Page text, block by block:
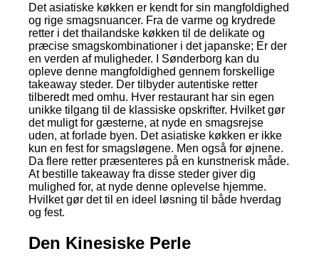
Det asiatiske køkken er kendt for sin mangfoldighed
og rige smagsnuancer. Fra de varme og krydrede
retter i det thailandske køkken til de delikate og
præcise smagskombinationer i det japanske; Er der
en verden af muligheder. I Sønderborg kan du
opleve denne mangfoldighed gennem forskellige
takeaway steder. Der tilbyder autentiske retter
tilberedt med omhu. Hver restaurant har sin egen
unikke tilgang til de klassiske opskrifter. Hvilket gør
det muligt for gæsterne, at nyde en smagsrejse
uden, at forlade byen. Det asiatiske køkken er ikke
kun en fest for smagsløgene. Men også for øjnene.
Da flere retter præsenteres på en kunstnerisk måde.
At bestille takeaway fra disse steder giver dig
mulighed for, at nyde denne oplevelse hjemme.
Hvilket gør det til en ideel løsning til både hverdag
og fest.
Den Kinesiske Perle